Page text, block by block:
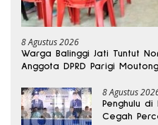
8 Agustus 2026
Warga Balinggi Jati Tuntut
Anggota DPRD Parigi Moutong
8 Agustus
Penghulu
Cegah